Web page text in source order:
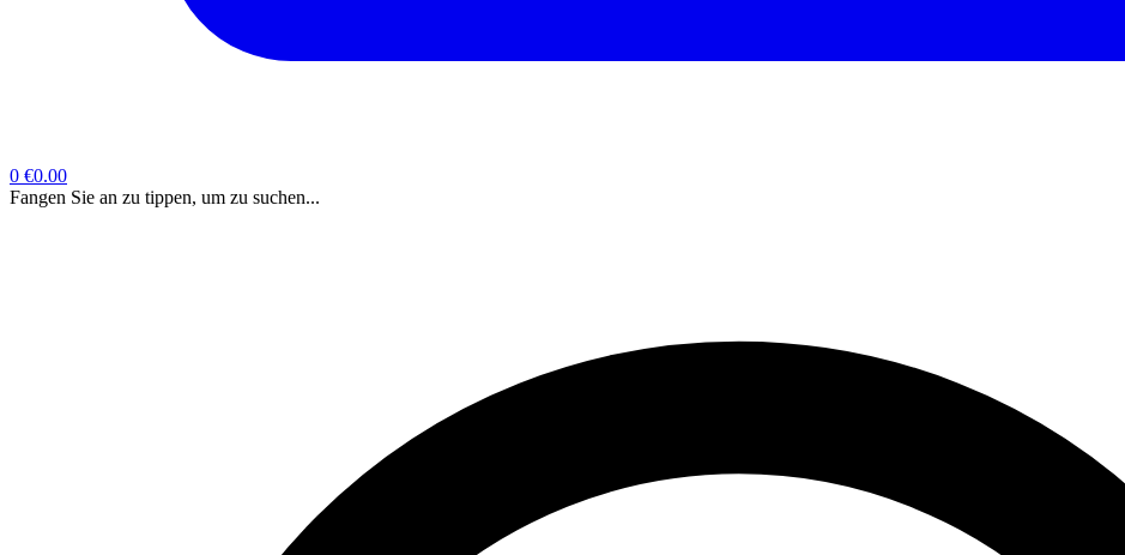
0 €0.00
Fangen Sie an zu tippen, um zu suchen...